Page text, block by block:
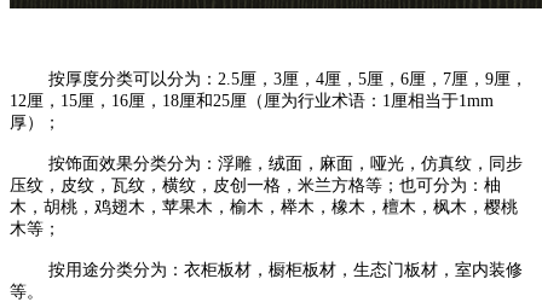
按厚度分类可以分为：2.5厘，3厘，4厘，5厘，6厘，7厘，9厘，
12厘，15厘，16厘，18厘和25厘（厘为行业术语：1厘相当于1mm
厚）；
按饰面效果分类分为：浮雕，绒面，麻面，哑光，仿真纹，同步
压纹，皮纹，瓦纹，横纹，皮创一格，米兰方格等；也可分为：柚
木，胡桃，鸡翅木，苹果木，榆木，榉木，橡木，檀木，枫木，樱桃
木等；
按用途分类分为：衣柜板材，橱柜板材，生态门板材，室内装修
等。